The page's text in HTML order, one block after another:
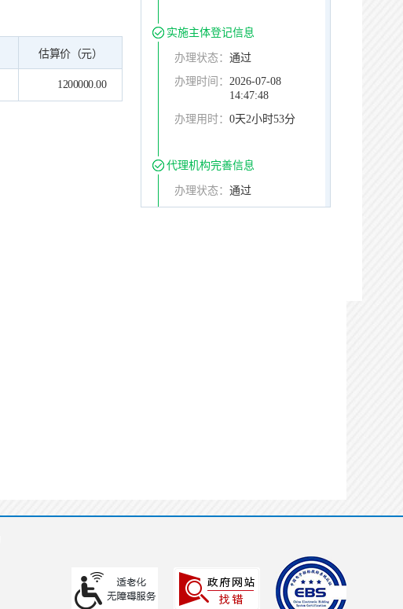
估算价（元）
1200000.00
实施主体登记信息
办理状态： 通过
办理时间： 2026-07-08
14:47:48
办理用时： 0天2小时53分
代理机构完善信息
办理状态： 通过
办理用时：0天1小时9分